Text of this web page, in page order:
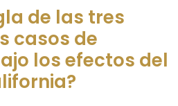
de las tres
casos de
los efectos del